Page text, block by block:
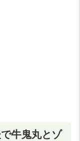
牛鬼丸とゾ